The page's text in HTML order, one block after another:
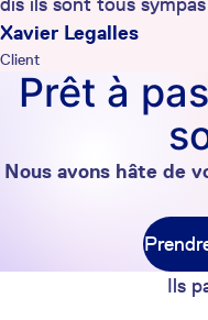
Xavier Legalles
Client
Prêt à
Nous avons hâte de
Ils